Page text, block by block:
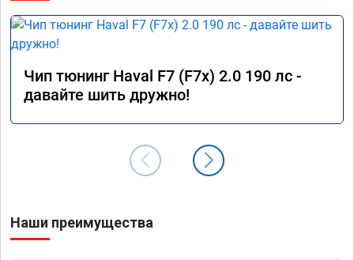
Чип тюнинг Haval F7 (F7x) 2.0 190 лс -
давайте шить дружно!
Наши преимущества